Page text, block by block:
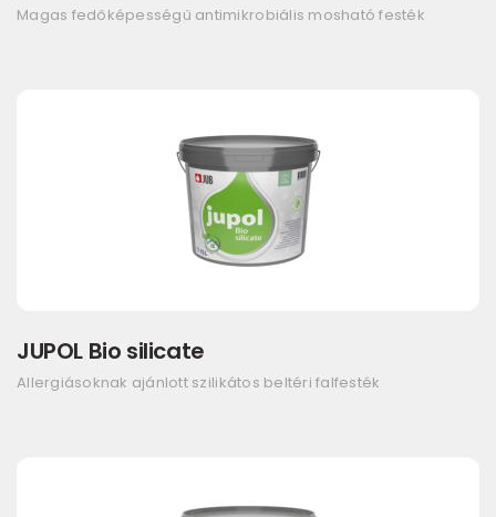
Magas fedőképességű antimikrobiális mosható festék
JUPOL Bio silicate
Allergiásoknak ajánlott szilikátos beltéri falfesték